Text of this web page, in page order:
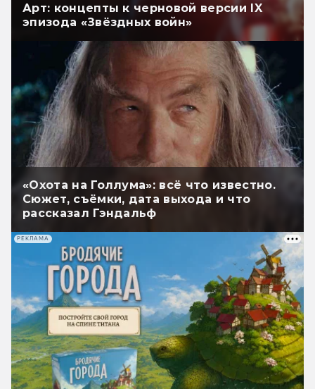
Арт: концепты к черновой версии IX
эпизода «Звёздных войн»
«Охота на Голлума»: всё что известно.
Сюжет, съёмки, дата выхода и что
рассказал Гэндальф
РЕКЛАМА